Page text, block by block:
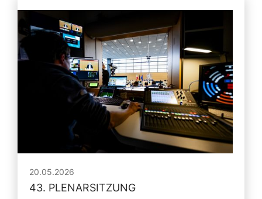
20.05.2026
43. PLENARSITZUNG